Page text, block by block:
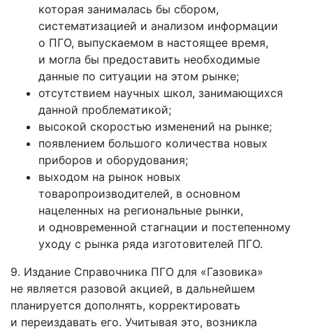
которая занималась бы сбором,
систематизацией и анализом информации
о ПГО, выпускаемом в настоящее время,
и могла бы предоставить необходимые
данные по ситуации на этом рынке;
отсутствием научных школ, занимающихся
данной проблематикой;
высокой скоростью изменений на рынке;
появлением большого количества новых
приборов и оборудования;
выходом на рынок новых
товаропроизводителей, в основном
нацеленных на региональные рынки,
и одновременной стагнации и постепенному
уходу с рынка ряда изготовителей ПГО.
9. Издание Справочника ПГО для «Газовика»
не является разовой акцией, в дальнейшем
планируется дополнять, корректировать
и переиздавать его. Учитывая это, возникла